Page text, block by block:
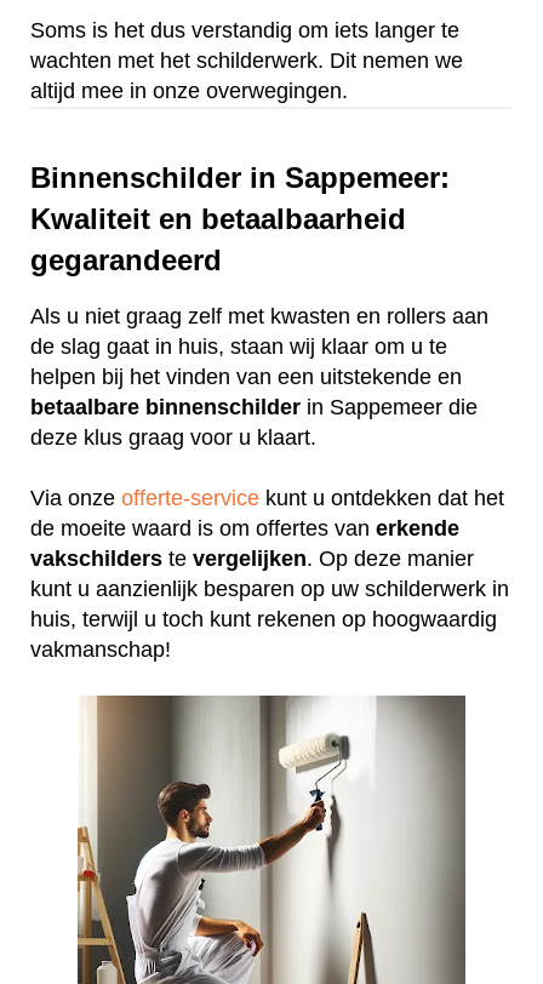
Soms is het dus verstandig om iets langer te
wachten met het schilderwerk. Dit nemen we
altijd mee in onze overwegingen.
Binnenschilder in Sappemeer:
Kwaliteit en betaalbaarheid
gegarandeerd
Als u niet graag zelf met kwasten en rollers aan
de slag gaat in huis, staan wij klaar om u te
helpen bij het vinden van een uitstekende en
betaalbare binnenschilder in Sappemeer die
deze klus graag voor u klaart.
Via onze offerte-service kunt u ontdekken dat het
de moeite waard is om offertes van erkende
vakschilders te vergelijken. Op deze manier
kunt u aanzienlijk besparen op uw schilderwerk in
huis, terwijl u toch kunt rekenen op hoogwaardig
vakmanschap!